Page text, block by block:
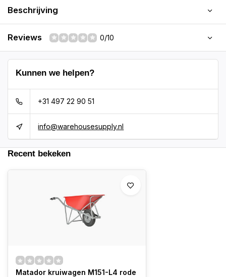
Beschrijving
Reviews 0/10
Kunnen we helpen?
+31 497 22 90 51
info@warehousesupply.nl
Recent bekeken
Matador kruiwagen M151-L4 rode